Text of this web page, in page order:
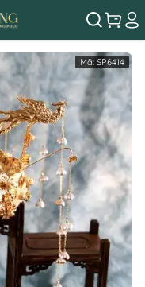
Mã: SP6414